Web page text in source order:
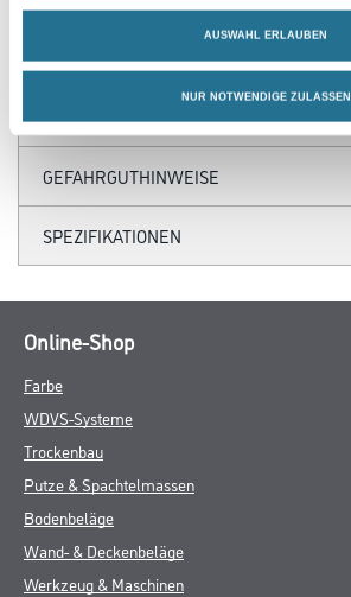
AUSWAHL ERLAUBEN
NUR NOTWENDIGE ZULASSEN
ZUSATZINFOS
GEFAHRGUTHINWEISE
SPEZIFIKATIONEN
Online-Shop
Farbe
WDVS-Systeme
Trockenbau
Putze & Spachtelmassen
Bodenbeläge
Wand- & Deckenbeläge
Werkzeug & Maschinen